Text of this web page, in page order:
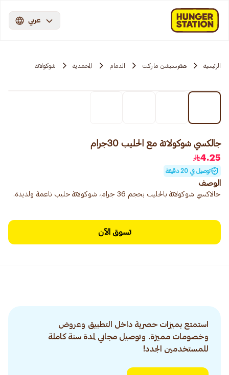
عربي
الرئيسية هنقرستيشن ماركت الدمام المحمدية شوكولاتة
جالكسي شوكولاتة مع الحليب 30جرام
4.25
توصيل في 20 دقيقة
الوصف
جالاكسي شوكولاتة بالحليب بحجم 36 جرام، شوكولاتة حليب ناعمة ولذيذة.
تسوق الآن
استمتع بميزات حصرية داخل التطبيق وعروض
وخصومات مميزة. وتوصيل مجاني لمدة سنة كاملة
للمستخدمين الجدد!